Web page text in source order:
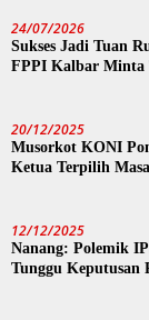
24/07/2026
Sukses Jadi Tuan
FPPI Kalbar Minta
20/12/2025
Musorkot KONI
Ketua Terpilih
12/12/2025
Nanang: Polemik
Tunggu Keputusan